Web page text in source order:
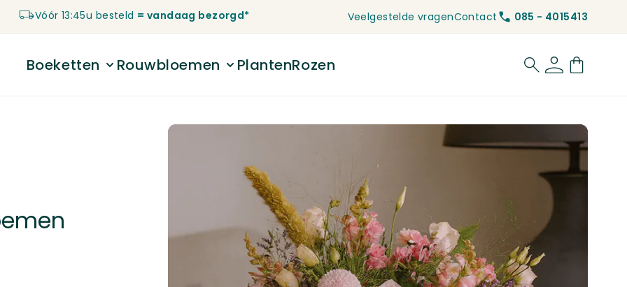
Vóór 13:45u besteld = vandaag bezorgd* Veelgestelde vragenContact
085 - 4015413
Boeketten Toggle submenu for Boeketten
Rouwbloemen Toggle submenu for Rouwbloemen
PlantenRozen